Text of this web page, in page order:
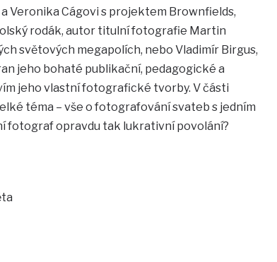
Veronika Cágovi s projektem Brownfields,
rodák, autor titulní fotografie Martin
světových megapolích, nebo Vladimír Birgus,
jeho bohaté publikační, pedagogické a
jeho vlastní fotografické tvorby. V části
téma – vše o fotografování svateb s jedním
fotograf opravdu tak lukrativní povolání?